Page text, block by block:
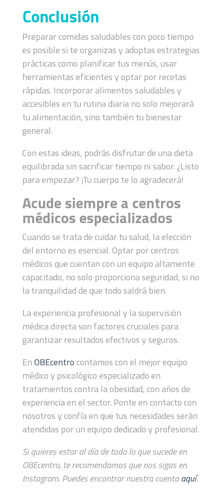
Conclusión
Preparar comidas saludables con poco tiempo
es posible si te organizas y adoptas estrategias
prácticas como planificar tus menús, usar
herramientas eficientes y optar por recetas
rápidas. Incorporar alimentos saludables y
accesibles en tu rutina diaria no solo mejorará
tu alimentación, sino también tu bienestar
general.
Con estas ideas, podrás disfrutar de una dieta
equilibrada sin sacrificar tiempo ni sabor. ¿Listo
para empezar? ¡Tu cuerpo te lo agradecerá!
Acude siempre a centros
médicos especializados
Cuando se trata de cuidar tu salud, la elección
del entorno es esencial. Optar por centros
médicos que cuentan con un equipo altamente
capacitado, no solo proporciona seguridad, si no
la tranquilidad de que todo saldrá bien.
La experiencia profesional y la supervisión
médica directa son factores cruciales para
garantizar resultados efectivos y seguros.
EnOBEcentrocontamos con el mejor equipo
médico y psicológico especializado en
tratamientos contra la obesidad, con años de
experiencia en el sector. Ponte en contacto con
nosotros y confía en que tus necesidades serán
atendidas por un equipo dedicado y profesional.
Si quieres estar al día de todo lo que sucede en
OBEcentro, te recomendamos que nos sigas en
Instagram. Puedes encontrar nuestra cuentaaquí.